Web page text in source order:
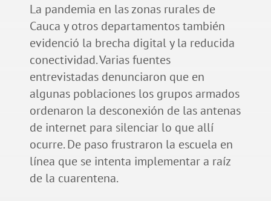
La pandemia en las zonas rurales de
Cauca y otros departamentos también
evidenció la brecha digital y la reducida
conectividad. Varias fuentes
entrevistadas denunciaron que en
algunas poblaciones los grupos armados
ordenaron la desconexión de las antenas
de internet para silenciar lo que allí
ocurre. De paso frustraron la escuela en
línea que se intenta implementar a raíz
de la cuarentena.